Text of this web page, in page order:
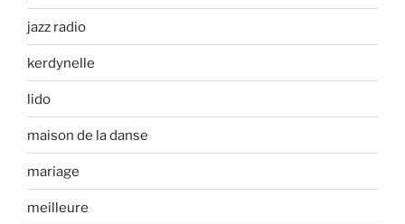
jazz radio
kerdynelle
lido
maison de la danse
mariage
meilleure